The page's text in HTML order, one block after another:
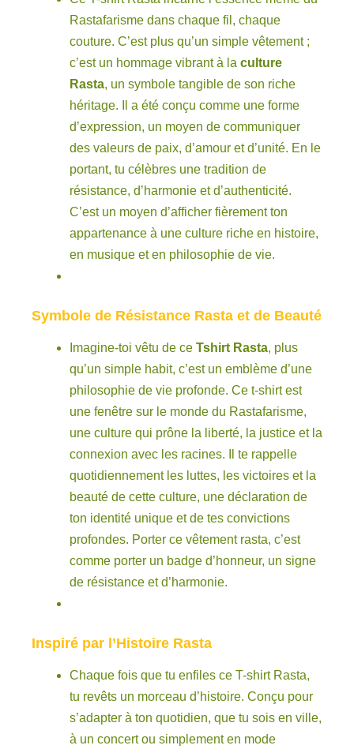
Rastafarisme dans chaque fil, chaque
couture. C’est plus qu’un simple vêtement ;
c’est un hommage vibrant à la culture
Rasta, un symbole tangible de son riche
héritage. Il a été conçu comme une forme
d’expression, un moyen de communiquer
des valeurs de paix, d’amour et d’unité. En le
portant, tu célèbres une tradition de
résistance, d’harmonie et d’authenticité.
C’est un moyen d’afficher fièrement ton
appartenance à une culture riche en histoire,
en musique et en philosophie de vie.
Symbole de Résistance Rasta et de Beauté
Imagine-toi vêtu de ce Tshirt Rasta, plus
qu’un simple habit, c’est un emblème d’une
philosophie de vie profonde. Ce t-shirt est
une fenêtre sur le monde du Rastafarisme,
une culture qui prône la liberté, la justice et la
connexion avec les racines. Il te rappelle
quotidiennement les luttes, les victoires et la
beauté de cette culture, une déclaration de
ton identité unique et de tes convictions
profondes. Porter ce vêtement rasta, c’est
comme porter un badge d’honneur, un signe
de résistance et d’harmonie.
Inspiré par l’Histoire Rasta
Chaque fois que tu enfiles ce T-shirt Rasta,
tu revêts un morceau d’histoire. Conçu pour
s’adapter à ton quotidien, que tu sois en ville,
à un concert ou simplement en mode